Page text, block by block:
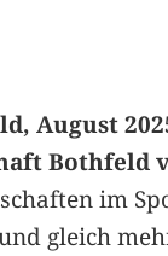
August
Bothfeld
im
gleich